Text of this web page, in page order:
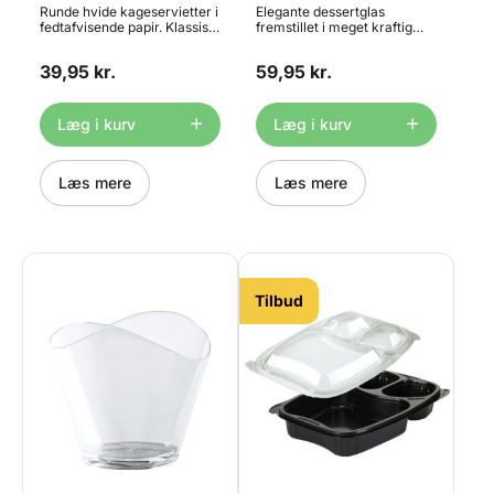
Runde hvide kageservietter i
fedtafvisende papir. Klassisk
som underlag til kager,
meget andet. Diameter: 30
cm. Pakken indeholder ca.
100 stk.
39,95 kr.
Læg i kurv
Læs mere
Elegante dessertglas
fremstillet i meget kraftig
brunch og portions anrettede
brug kan de vaskes af og
bruges flere gange. Måler:
H7,3cm, Ø6,1cm, volumen
12cl/120ml Indeholder: 10
stk.
59,95 kr.
Læg i kurv
Læs mere
Tilbud